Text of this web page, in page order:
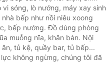
sóng, lò nướng, máy xay sinh
bếp như nồi niêu xoong
bếp nướng. Đồ dùng phòng
muỗng nĩa, khăn bàn. Nội
tủ kệ, quầy bar, tủ bếp...
không ngừng, chúng tôi đã